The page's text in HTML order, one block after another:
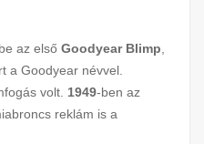
az első Goodyear Blimp
a Goodyear névvel.
volt. 1949-ben az
reklám is a